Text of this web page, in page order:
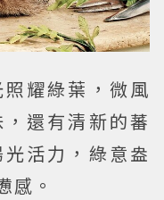
耀綠葉，微風
還有清新的蕃
活力，綠意盎
感。